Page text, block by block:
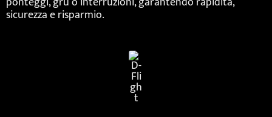
sicurezza e risparmio.